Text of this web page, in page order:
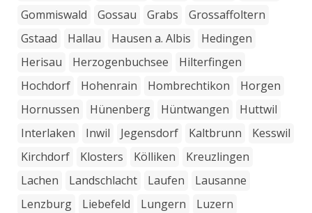
Gommiswald
Gossau Grabs
Grossaffoltern
Gstaad
Hallau Hausen a. Albis
Hedingen
Herisau
Herzogenbuchsee
Hilterfingen
Hochdorf
Hohenrain Hombrechtikon
Horgen
Hornussen
Hünenberg Hüntwangen
Huttwil
Interlaken
Inwil Jegensdorf Kaltbrunn
Kesswil
Kirchdorf
Klosters Kölliken
Kreuzlingen
Lachen
Landschlacht Laufen
Lausanne
Lenzburg
Liebefeld Lungern
Luzern